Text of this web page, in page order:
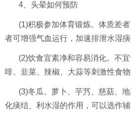
4、头晕如何预防
(1)积极参加体育锻炼。体质差
者可增强气血运行，加速排泄水湿痰
(2)饮食宜素净和容易消化。不
啡、韭菜、辣椒、大蒜等刺激性食物
(3)冬瓜、萝卜、芋艿、慈菇、
化痰结、利水湿的作用，可以选作辅